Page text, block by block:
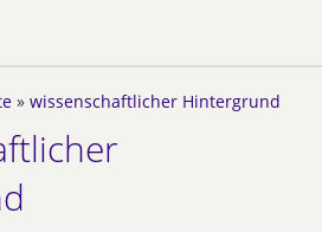
» wissenschaftlicher Hintergrund